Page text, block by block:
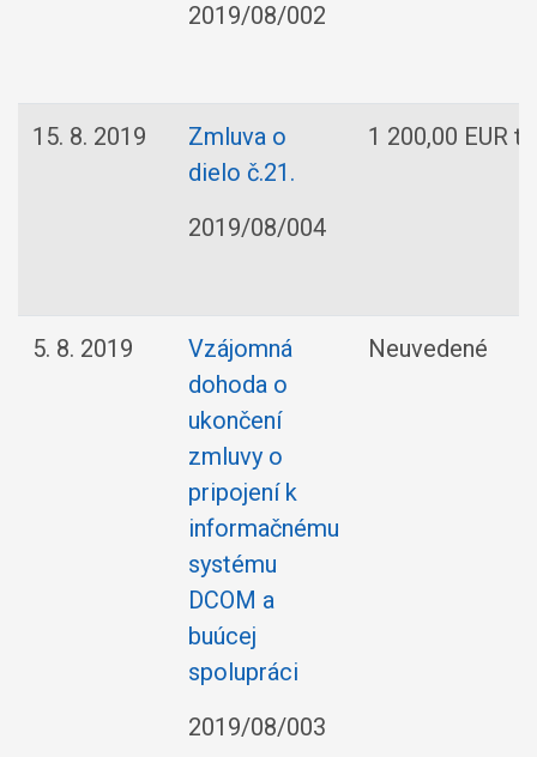
2019/08/002
15. 8. 2019
Zmluva o
dielo č.21.
2019/08/004
1 200,00 EUR
5. 8. 2019
Vzájomná
dohoda o
ukončení
zmluvy o
pripojení k
informačnému
systému
DCOM a
buúcej
spolupráci
2019/08/003
Neuvedené